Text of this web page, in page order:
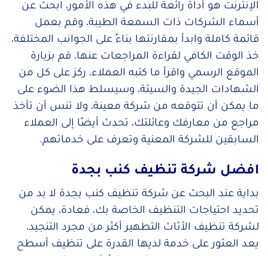
الإنترنت هو أداة رائعة للبدء في هذه الأمور، ابحث عن
أسماء الشركات ذات السمعة الطيبة، وقم بعمل
قائمة كاملة وابدأ بمقارنتها بناءً على الجوانب المختلفة،
خذ الوقت الكافي لقراءة المراجعات عنها، قم بزيارة
الموقع الرسمي واقرأ ما كتبه العملاء، ركز على كل من
الشهادات الجيدة والسيئة، وسيسلط هذا الضوء على
ما يمكن أن تتوقعه من شركة معينة، ولا تنس أن تأخذ
مراجع من معارفك وعائلتك، تحدث أيضًا إلى العملاء
السابقين للشركة المعنية وتعرف على خدماتهم.
افضل شركة تنظيف كنب بجدة
بداية عند البحث عن شركة تنظيف كنب بجدة لا بد من
تحديد احتياجات التنظيف الخاصة بك، فعادة، يمكن
لشركة تنظيف الأثاث التطهير أكثر من مجرد التنجيد،
يعد العثور على خدمة لديها القدرة على تنظيف أسطح